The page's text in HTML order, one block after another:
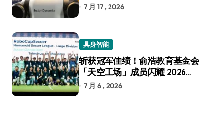
7 月 17 , 2026
具身智能
斩获冠军佳绩！俞浩教育基金会
「天空工场」成员闪耀 2026
RoboCup 机器人世界杯
7 月 6 , 2026